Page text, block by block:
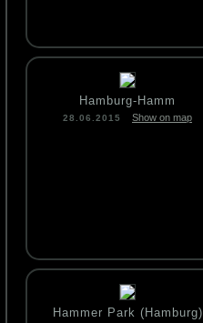
Hamburg-Hamm
28.06.2015 Show on map
Hammer Park (Hamburg)